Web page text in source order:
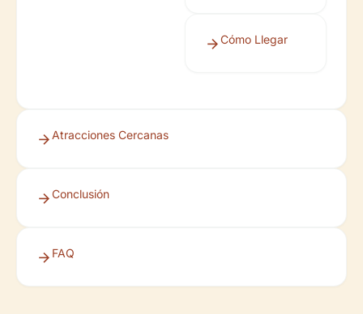
Cómo Llegar
Atracciones Cercanas
Conclusión
FAQ